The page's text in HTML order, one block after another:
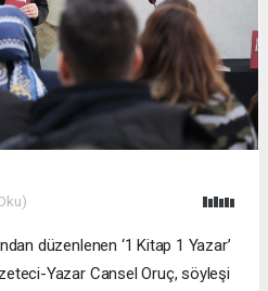
düzenlenen ‘1 Kitap 1 Yazar’
Yazar Cansel Oruç, söyleşi